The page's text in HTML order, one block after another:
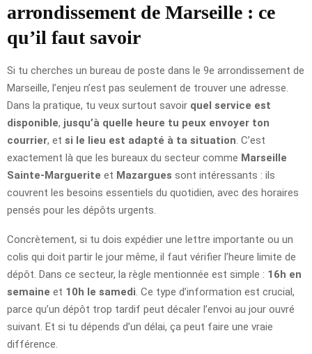
arrondissement de Marseille : ce
qu’il faut savoir
Si tu cherches un bureau de poste dans le 9e arrondissement de
Marseille, l’enjeu n’est pas seulement de trouver une adresse.
Dans la pratique, tu veux surtout savoir quel service est
disponible, jusqu’à quelle heure tu peux envoyer ton
courrier, et si le lieu est adapté à ta situation . C’est
exactement là que les bureaux du secteur comme Marseille
Sainte-Marguerite et Mazargues sont intéressants : ils
couvrent les besoins essentiels du quotidien, avec des horaires
pensés pour les dépôts urgents.
Concrètement, si tu dois expédier une lettre importante ou un
colis qui doit partir le jour même, il faut vérifier l’heure limite de
dépôt. Dans ce secteur, la règle mentionnée est simple : 16h en
semaine et 10h le samedi . Ce type d’information est crucial,
parce qu’un dépôt trop tardif peut décaler l’envoi au jour ouvré
suivant. Et si tu dépends d’un délai, ça peut faire une vraie
différence.